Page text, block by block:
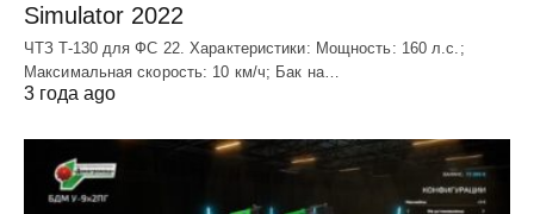
Simulator 2022
ЧТЗ T-130 для ФС 22. Характеристики: Мощноcть: 160 л.c.;
Макcимальная cкороcть: 10 км/ч; Бак на…
3 года ago